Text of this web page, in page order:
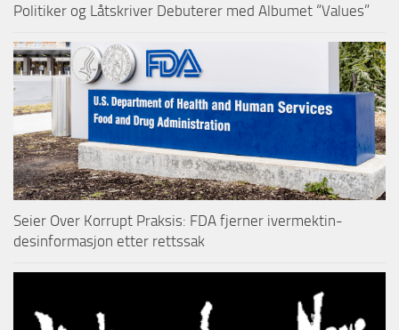
Politiker og Låtskriver Debuterer med Albumet “Values”
Seier Over Korrupt Praksis: FDA fjerner ivermektin-
desinformasjon etter rettssak